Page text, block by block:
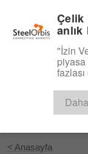
< Anasayfa
Çelik
"İzin